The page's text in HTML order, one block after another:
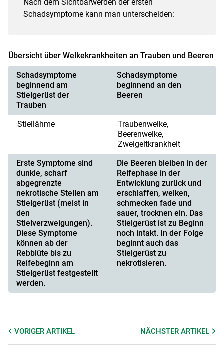
Nach dem Sichtbarwerden der ersten
Schadsymptome kann man unterscheiden:
Übersicht über Welkekrankheiten an Trauben und Beeren
Schadsymptome
beginnend am
Stielgerüst der
Trauben
Schadsymptome
beginnend an den
Beeren
Stiellähme
Traubenwelke,
Beerenwelke,
Zweigeltkrankheit
Erste Symptome sind
dunkle, scharf
abgegrenzte
nekrotische Stellen am
Stielgerüst (meist in
den
Stielverzweigungen).
Diese Symptome
können ab der
Rebblüte bis zu
Reifebeginn am
Stielgerüst festgestellt
werden.
Die Beeren bleiben in der
Reifephase in der
Entwicklung zurück und
erschlaffen, welken,
schmecken fade und
sauer, trocknen ein. Das
Stielgerüst ist zu Beginn
noch intakt. In der Folge
beginnt auch das
Stielgerüst zu
nekrotisieren.
VORIGER ARTIKEL NÄCHSTERARTIKEL